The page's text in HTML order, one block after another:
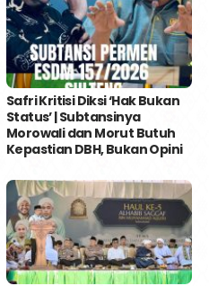
Safri Kritisi Diksi ‘Hak Bukan
Status’ | Subtansinya
Morowali dan Morut Butuh
Kepastian DBH, Bukan Opini